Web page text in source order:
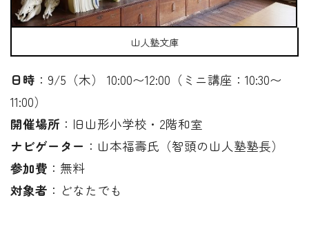
山人塾文庫
日時 ：9/5（木） 10:00〜12:00（ミニ講座：10:30〜
11:00）
開催場所 ：旧山形小学校・2階和室
ナビゲーター ：山本福壽氏（智頭の山人塾塾長）
参加費 ：無料
対象者 ：どなたでも